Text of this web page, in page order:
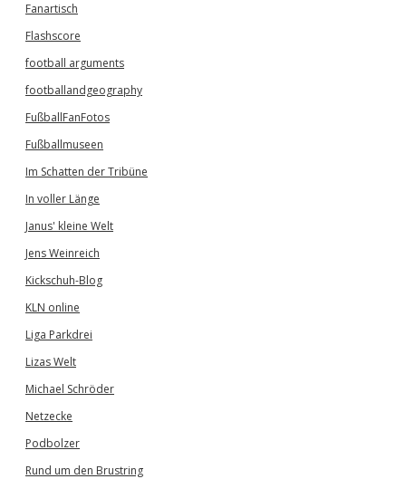
Fanartisch
Flashscore
football arguments
footballandgeography
FußballFanFotos
Fußballmuseen
Im Schatten der Tribüne
In voller Länge
Janus' kleine Welt
Jens Weinreich
Kickschuh-Blog
KLN online
Liga Parkdrei
Lizas Welt
Michael Schröder
Netzecke
Podbolzer
Rund um den Brustring